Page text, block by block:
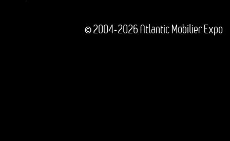
© 2004-2026 Atlantic Mobilier Expo